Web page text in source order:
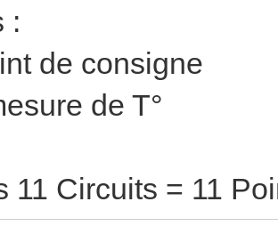
:
de consigne
de T°
11 Circuits = 11